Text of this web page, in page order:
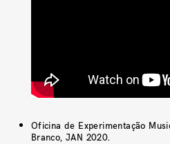
Oficina de Experimentação
Branco, JAN 2020.